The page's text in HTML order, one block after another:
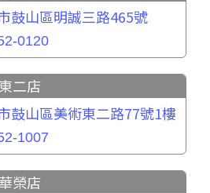
鼓山區明誠三路465號
0120
二店
鼓山區美術東二路77號1樓
1007
榮店